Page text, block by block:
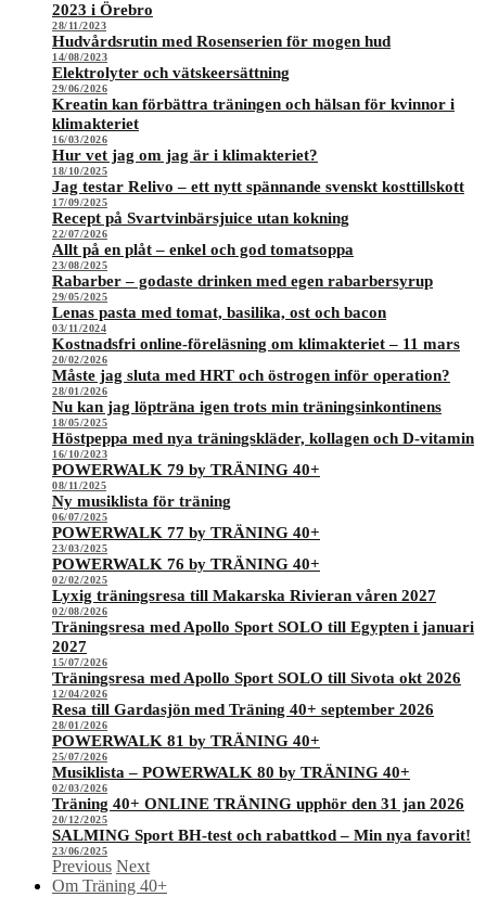
2023 i Örebro
28/11/2023
Hudvårdsrutin med Rosenserien för mogen hud
14/08/2023
Elektrolyter och vätskeersättning
29/06/2026
Kreatin kan förbättra träningen och hälsan för kvinnor i
klimakteriet
16/03/2026
Hur vet jag om jag är i klimakteriet?
18/10/2025
Jag testar Relivo – ett nytt spännande svenskt kosttillskott
17/09/2025
Recept på Svartvinbärsjuice utan kokning
22/07/2026
Allt på en plåt – enkel och god tomatsoppa
23/08/2025
Rabarber – godaste drinken med egen rabarbersyrup
29/05/2025
Lenas pasta med tomat, basilika, ost och bacon
03/11/2024
Kostnadsfri online-föreläsning om klimakteriet – 11 mars
20/02/2026
Måste jag sluta med HRT och östrogen inför operation?
28/01/2026
Nu kan jag löpträna igen trots min träningsinkontinens
18/05/2025
Höstpeppa med nya träningskläder, kollagen och D-vitamin
16/10/2023
POWERWALK 79 by TRÄNING 40+
08/11/2025
Ny musiklista för träning
06/07/2025
POWERWALK 77 by TRÄNING 40+
23/03/2025
POWERWALK 76 by TRÄNING 40+
02/02/2025
Lyxig träningsresa till Makarska Rivieran våren 2027
02/08/2026
Träningsresa med Apollo Sport SOLO till Egypten i januari
2027
15/07/2026
Träningsresa med Apollo Sport SOLO till Sivota okt 2026
12/04/2026
Resa till Gardasjön med Träning 40+ september 2026
28/01/2026
POWERWALK 81 by TRÄNING 40+
25/07/2026
Musiklista – POWERWALK 80 by TRÄNING 40+
02/03/2026
Träning 40+ ONLINE TRÄNING upphör den 31 jan 2026
20/12/2025
SALMING Sport BH-test och rabattkod – Min nya favorit!
23/06/2025
Previous Next
Om Träning 40+